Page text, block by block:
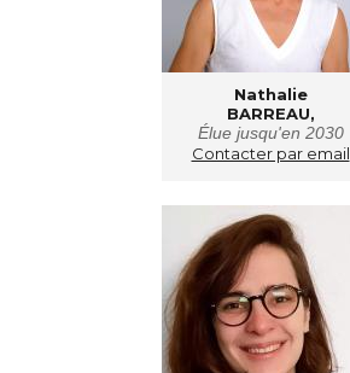
Nathalie
BARREAU,
Élue jusqu'en 2030
Contacter par email